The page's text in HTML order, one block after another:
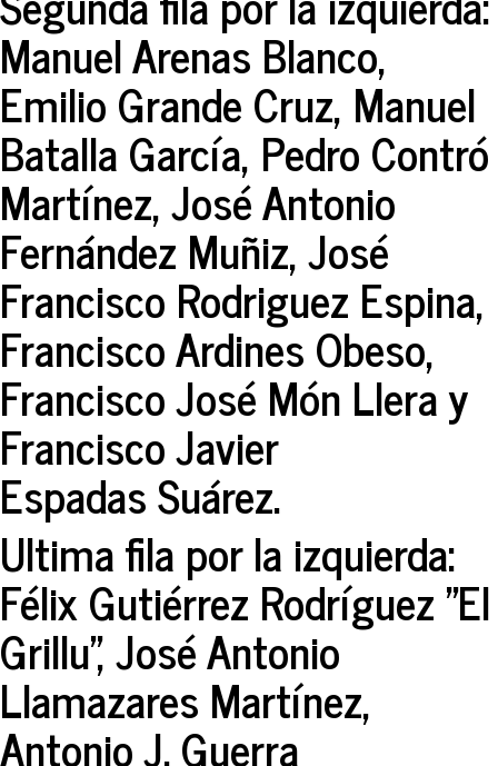
Manuel Arenas Blanco,
Emilio Grande Cruz, Manuel
Batalla García, Pedro Contró
Martínez, José Antonio
Fernández Muñiz, José
Francisco Rodriguez Espina,
Francisco Ardines Obeso,
Francisco José Món Llera y
Francisco Javier
Espadas Suárez.
Ultima fila por la izquierda:
Félix Gutiérrez Rodríguez "El
Grillu", José Antonio
Llamazares Martínez,
Antonio J. Guerra